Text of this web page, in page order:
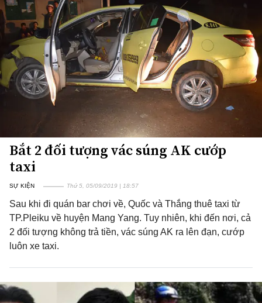
Bắt 2 đối tượng vác súng AK cướp
taxi
SỰ KIỆN Thứ 5, 05/09/2019 | 18:57
Sau khi đi quán bar chơi về, Quốc và Thắng thuê taxi từ
TP.Pleiku về huyện Mang Yang. Tuy nhiên, khi đến nơi, cả
2 đối tượng không trả tiền, vác súng AK ra lên đạn, cướp
luôn xe taxi.